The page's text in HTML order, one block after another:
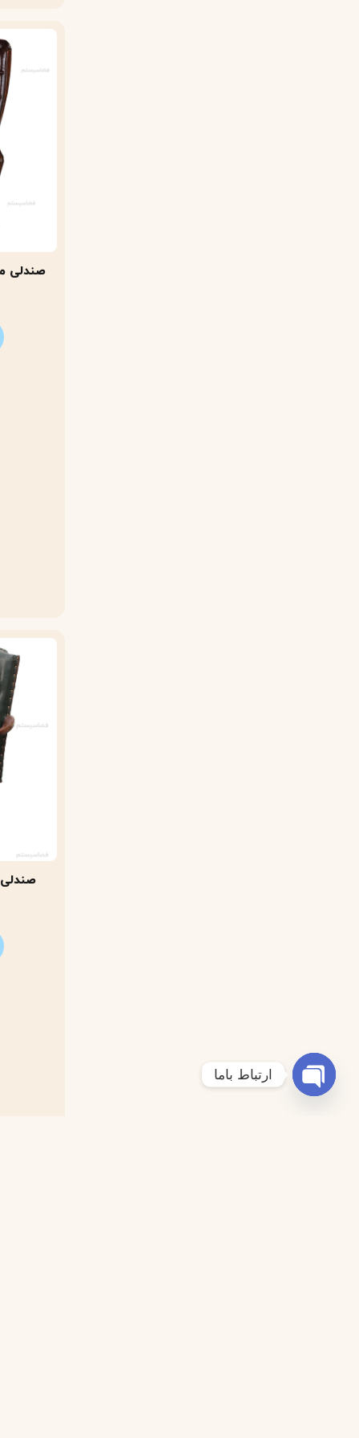
صندلی
ارتباط باما